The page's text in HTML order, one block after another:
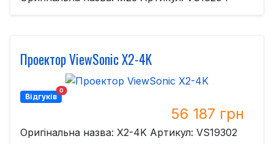
Проектор ViewSonic X2-4K
Відгуків
0
56 187 грн
Оригінальна назва: X2-4K Артикул: VS19302